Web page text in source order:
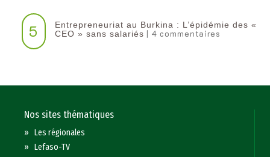
5
Entrepreneuriat au Burkina : L’épidémie des «
CEO » sans salariés | 4 commentaires
Nos sites thématiques
»Les régionales
»Lefaso-TV